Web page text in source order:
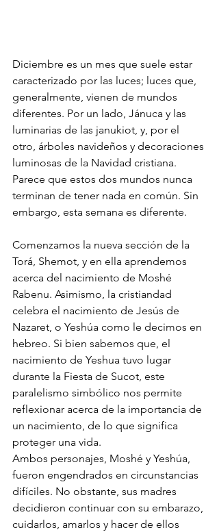
Diciembre es un mes que suele estar
caracterizado por las luces; luces que,
generalmente, vienen de mundos
diferentes. Por un lado, Jánuca y las
luminarias de las janukiot, y, por el
otro, árboles navideños y decoraciones
luminosas de la Navidad cristiana.
Parece que estos dos mundos nunca
terminan de tener nada en común. Sin
embargo, esta semana es diferente.
Comenzamos la nueva sección de la
Torá, Shemot, y en ella aprendemos
acerca del nacimiento de Moshé
Rabenu. Asimismo, la cristiandad
celebra el nacimiento de Jesús de
Nazaret, o Yeshúa como le decimos en
hebreo. Si bien sabemos que, el
nacimiento de Yeshua tuvo lugar
durante la Fiesta de Sucot, este
paralelismo simbólico nos permite
reflexionar acerca de la importancia de
un nacimiento, de lo que significa
proteger una vida.
Ambos personajes, Moshé y Yeshúa,
fueron engendrados en circunstancias
difíciles. No obstante, sus madres
decidieron continuar con su embarazo,
cuidarlos, amarlos y hacer de ellos